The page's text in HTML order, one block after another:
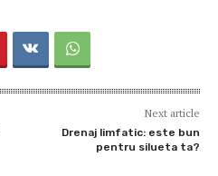
Next article
Drenaj limfatic: este bun
pentru silueta ta?